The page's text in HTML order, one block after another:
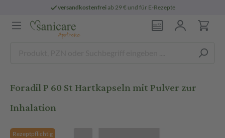
versandkostenfreiab 29 € und für E-Rezepte
Foradil P 60 St Hartkapseln mit Pulver zur
Inhalation
Rezeptpflichtig